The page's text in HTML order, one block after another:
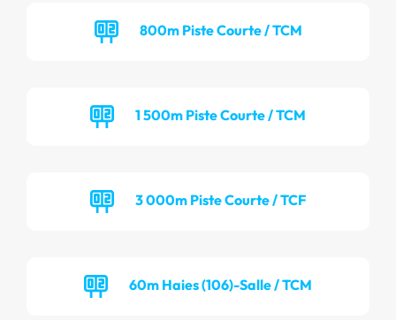
800m Piste Courte / TCM
1 500m Piste Courte / TCM
3 000m Piste Courte / TCF
60m Haies (106)-Salle / TCM